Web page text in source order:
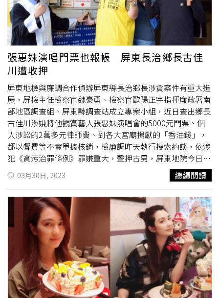
張惠妹演唱門票也報帳 屏東長治鄉長古佳
川遭收押
屏東地檢與廉調合作偵辦屏東縣長治鄉長涉貪案件有重大進
展，屏檢主任檢察官魏豪勇、檢察官歐陽正宇指揮廉政署南
部地區調查組、屏東縣調查站成立專案小組，近日查出鄉長
古佳川涉嫌將他觀賞藝人張惠妹演唱會的5000元門票、個
人涉訟的2萬多元律師費、到各大宮廟捐獻的「香油錢」，
都以餐費等不實單據核銷，檢廉調昨天執行搜索約談，依涉
犯《貪污治罪條例》罪嫌重大，聲押古男，屏東地院今日凌
晨裁准羈押禁見。依據長治鄉官網資料，古佳川曾是立法委
員邱議瑩助理、屏東縣議員何輝能特助、屏東縣議員吳亮慶
助理、長治鄉鄉民代表、民進黨第13、14屆全國黨代表、
長治鄉第18、19屆鄉長，目前為無黨籍身分。廉政署接獲
檢舉，指長治鄉公所公務員涉及不法，去年2月間在屏檢指
揮下，會同屏東調查站前往鄉公所搜索，帶回相關證物及包
括鄉長古佳川在內等多名公所人員進行訊問，疑似不法金額
約數十萬元，檢方訊後認為有羈押必要，將張姓機要秘書向
屏東地院聲押獲准，鄉長古佳川訊後請回。不過檢廉歷經1
年多持續偵辦釐清案情，認為鄉長古佳川2020年至2021年
間，利用任內綜理該鄉公所一般事務費及工程管理費等公款
03月30日, 2023 繼續閱讀